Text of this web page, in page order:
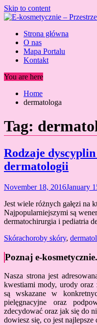
Skip to content
Strona główna
O nas
Mapa Portalu
Kontakt
You are here
Home
dermatologa
Tag:
Rodzaje
dermatologii
November 18, 2016January
Jest wiele różnych gałęzi na
Najpopularniejszymi są
dermatochirurgia i pediatria
Skórachoroby skóry,
Poznaj e-
Nasza strona jest
kwestiami mody, urody
są wskazane w
pielęgnacyjne oraz
zdecydować oraz jak się do
dowiesz się, co jest najlepsze